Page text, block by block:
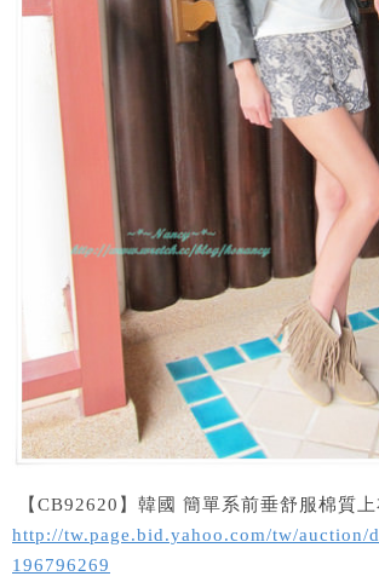
【CB92620】韓國 簡單系前垂舒服棉質上
http://tw.page.bid.yahoo.com/tw/auction/
196796269